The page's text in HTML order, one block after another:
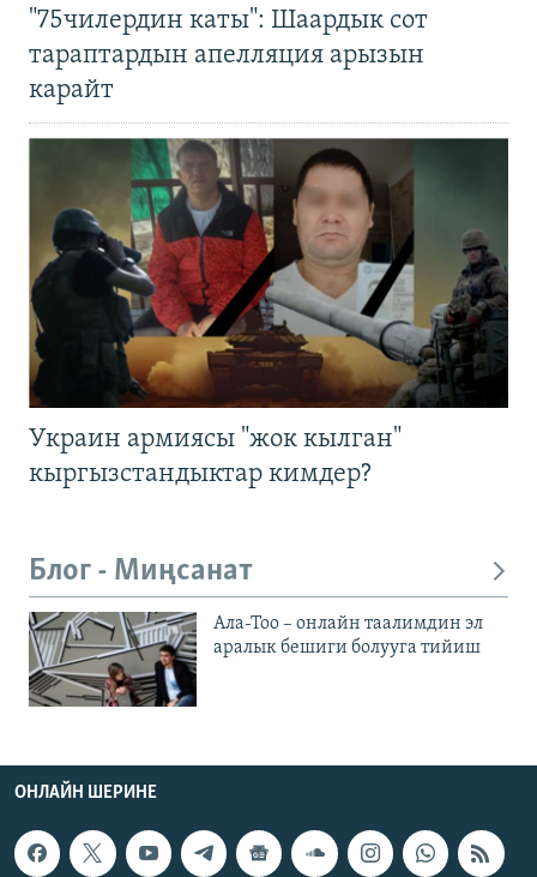
"75чилердин каты": Шаардык сот
тараптардын апелляция арызын
карайт
Украин армиясы "жок кылган"
кыргызстандыктар кимдер?
Блог - Миңсанат
Ала-Тоо – онлайн таалимдин эл
аралык бешиги болууга тийиш
ОНЛАЙН ШЕРИНЕ